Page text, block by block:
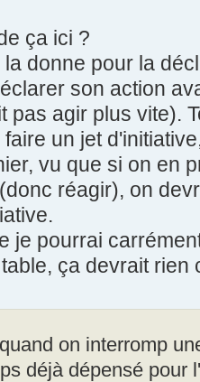
ça ici ?
donne pour la
son action
pas agir plus vite).
un jet
vu que si on en
réagir), on
je pourrai
ça devrait rien
on interromp
déjà dépensé pour